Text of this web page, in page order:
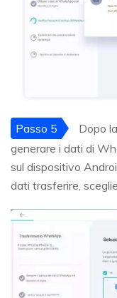
Passo 5
Dopo
generare i dati di
sul dispositivo
dati trasferire,